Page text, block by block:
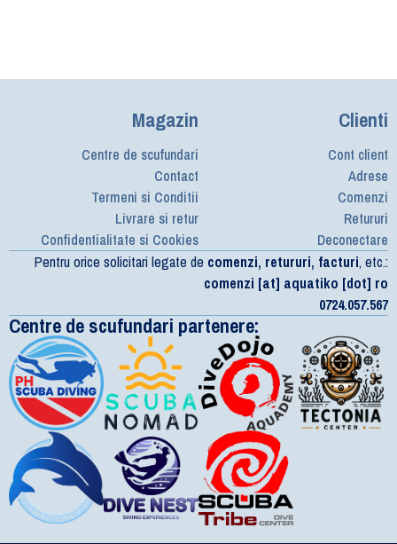
Magazin
Centre de scufundari
Contact
Termeni si Conditii
Livrare si retur
Confidentialitate si Cookies
Clienti
Cont client
Adrese
Comenzi
Retururi
Deconectare
Pentru orice solicitari legate de comenzi, retururi, facturi, etc.:
comenzi [at] aquatiko [dot] ro
0724.057.567
Centre de scufundari partenere: